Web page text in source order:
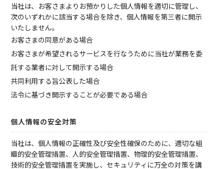
当社は、お客さまよりお預かりした個人情報を適切に管理し、
次のいずれかに該当する場合を除き、個人情報を第三者に開示
いたしません。
お客さまの同意がある場合
お客さまが希望されるサービスを行なうために当社が業務を委
託する業者に対して開示する場合
共同利用する旨公表した場合
法令に基づき開示することが必要である場合
個人情報の安全対策
当社は、個人情報の正確性及び安全性確保のために、適切な組
織的安全管理措置、人的安全管理措置、物理的安全管理措置、
技術的安全管理措置を実施し、セキュリティに万全の対策を講